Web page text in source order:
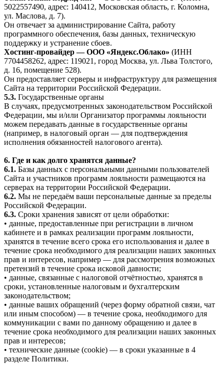
5022557490, адрес: 140412, Московская область, г. Коломна,
ул. Маслова, д. 7).
Он отвечает за администрирование Сайта, работу
программного обеспечения, базы данных, техническую
поддержку и устранение сбоев.
Хостинг-провайдер — ООО «Яндекс.Облако» (ИНН
7704458262, адрес: 119021, город Москва, ул. Льва Толстого,
д. 16, помещение 528).
Он предоставляет серверы и инфраструктуру для размещения
Сайта на территории Российской Федерации.
5.3. Государственные органы
В случаях, предусмотренных законодательством Российской
Федерации, мы и/или Организатор программы лояльности
можем передавать данные в государственные органы
(например, в налоговый орган — для подтверждения
исполнения обязанностей налогового агента).
6. Где и как долго хранятся данные?
6.1. Базы данных с персональными данными пользователей
Сайта и участников программ лояльности размещаются на
серверах на территории Российской Федерации.
6.2. Мы не передаём ваши персональные данные за пределы
Российской Федерации.
6.3. Сроки хранения зависят от цели обработки:
• данные, предоставленные при регистрации в личном
кабинете и в рамках реализации программ лояльности,
хранятся в течение всего срока его использования и далее в
течение срока необходимого для реализации наших законных
прав и интересов, например — для рассмотрения возможных
претензий в течение срока исковой давности;
• данные, связанные с налоговой отчётностью, хранятся в
сроки, установленные налоговым и бухгалтерским
законодательством;
• данные ваших обращений (через форму обратной связи, чат
или иным способом) — в течение срока, необходимого для
коммуникации с вами по данному обращению и далее в
течение срока необходимого для реализации наших законных
прав и интересов;
• технические данные (cookie) — в сроки указанные в 4
разделе Политики.